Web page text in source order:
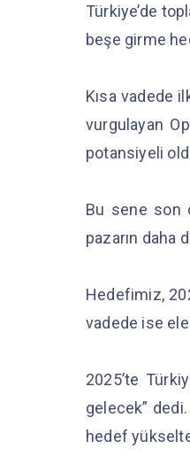
Türkiye’de
beşe girme
Kısa vadede
vurgulayan
potansiyeli
Bu sene son
pazarın daha
Hedefimiz,
vadede ise
2025’te
gelecek”
hedef